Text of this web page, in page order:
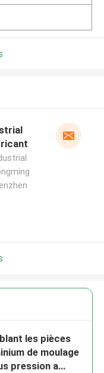
les pièces
de moulage
pression a